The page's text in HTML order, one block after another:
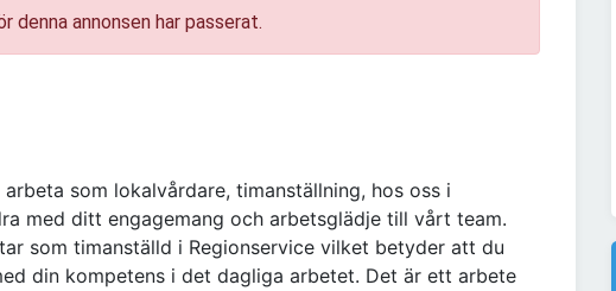
denna annonsen har passerat.
som lokalvårdare, timanställning, hos oss i
med ditt engagemang och arbetsglädje till vårt team.
som timanställd i Regionservice vilket betyder att du
din kompetens i det dagliga arbetet. Det är ett arbete